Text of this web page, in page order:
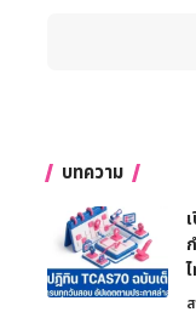
When
บทความ